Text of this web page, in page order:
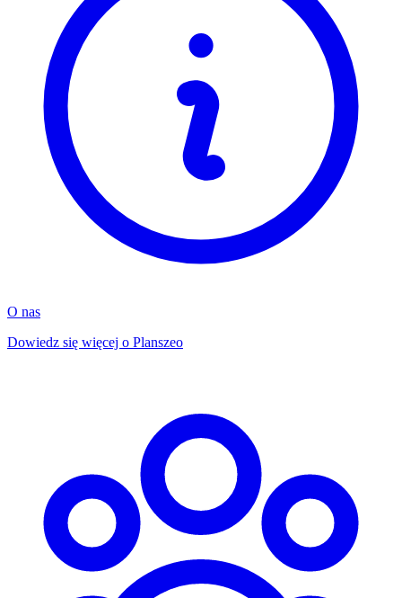
O nas
Dowiedz się więcej o Planszeo